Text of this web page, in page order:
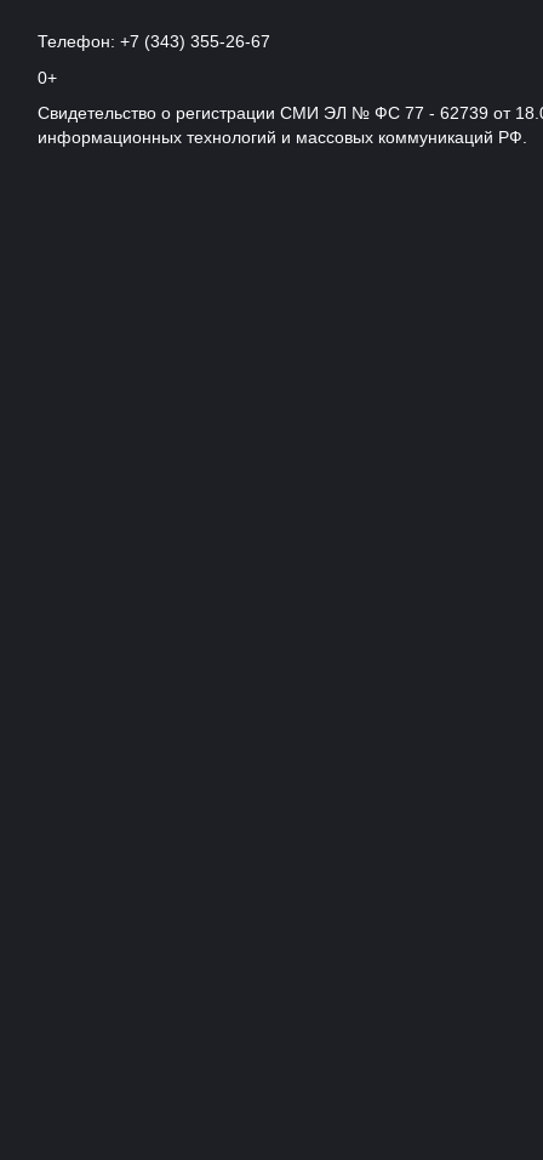
Телефон: +7 (343) 355-26-67
0+
Свидетельство о регистрации СМИ ЭЛ № ФС 77 - 62739 от
информационных технологий и массовых коммуникаций РФ.